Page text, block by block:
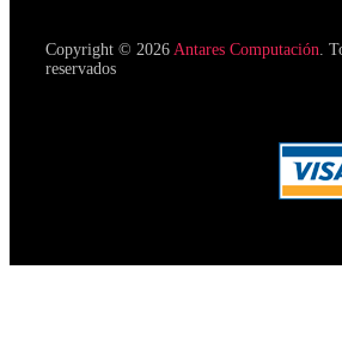
Copyright © 2026 Antares Computación.
reservados